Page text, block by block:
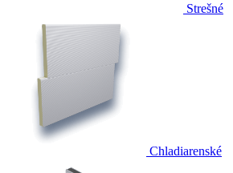
Strešné
Chladiarenské